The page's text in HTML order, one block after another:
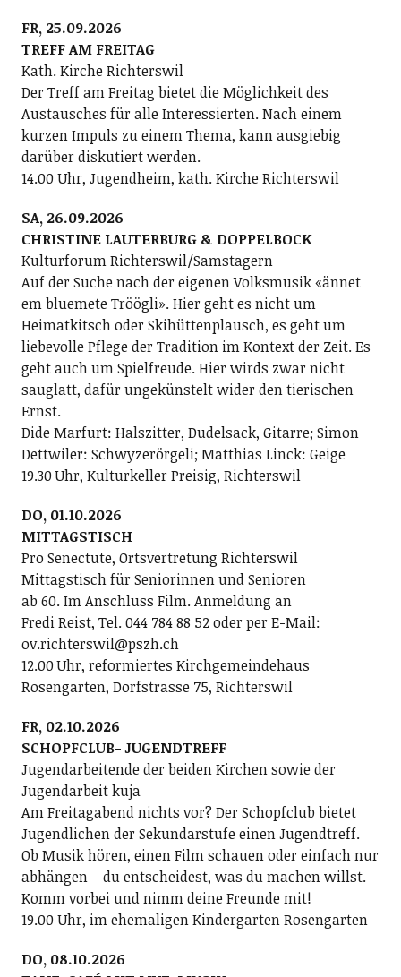
FR, 25.09.2026
TREFF AM FREITAG
Kath. Kirche Richterswil
Der Treff am Freitag bietet die Möglichkeit des
Austausches für alle Interessierten. Nach einem
kurzen Impuls zu einem Thema, kann ausgiebig
darüber diskutiert werden.
14.00 Uhr, Jugendheim, kath. Kirche Richterswil
SA, 26.09.2026
CHRISTINE LAUTERBURG & DOPPELBOCK
Kulturforum Richterswil/Samstagern
Auf der Suche nach der eigenen Volksmusik «ännet
em bluemete Tröögli». Hier geht es nicht um
Heimatkitsch oder Skihüttenplausch, es geht um
liebevolle Pflege der Tradition im Kontext der Zeit. Es
geht auch um Spielfreude. Hier wirds zwar nicht
sauglatt, dafür ungekünstelt wider den tierischen
Ernst.
Dide Marfurt: Halszitter, Dudelsack, Gitarre; ­Simon
Dettwiler: Schwyzerörgeli; Matthias Linck: Geige
19.30 Uhr, Kulturkeller Preisig, Richterswil
DO, 01.10.2026
MITTAGSTISCH
Pro Senectute, Ortsvertretung Richterswil
Mittagstisch für Seniorinnen und Senioren
ab 60. Im Anschluss Film. Anmeldung an
Fredi Reist, Tel. 044 784 88 52 oder per E-Mail:
ov.richterswil@pszh.ch
12.00 Uhr, reformiertes Kirchgemeindehaus
Rosengarten, Dorfstrasse 75, Richterswil
FR, 02.10.2026
SCHOPFCLUB- JUGENDTREFF
Jugendarbeitende der beiden Kirchen sowie der
Jugendarbeit kuja
Am Freitagabend nichts vor? Der Schopfclub bietet
Jugendlichen der Sekundarstufe einen Jugendtreff.
Ob Musik hören, einen Film schauen oder einfach nur
abhängen – du entscheidest, was du machen willst.
Komm vorbei und nimm deine Freunde mit!
19.00 Uhr, im ehemaligen Kindergarten Rosengarten
DO, 08.10.2026